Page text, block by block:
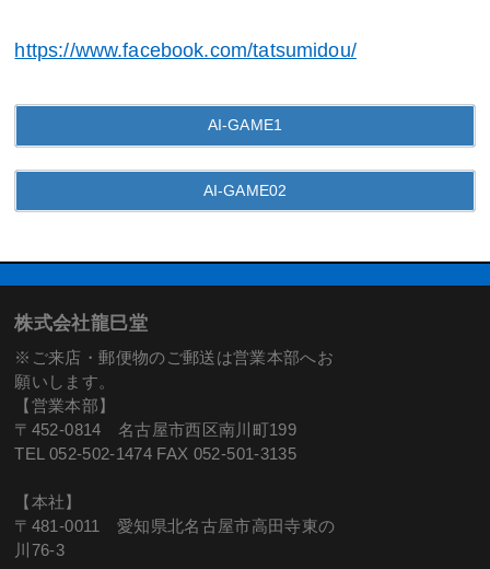
https://www.facebook.com/tatsumidou/
AI-GAME1
AI-GAME02
株式会社龍巳堂
※ご来店・郵便物のご郵送は営業本部へお
願いします。
【営業本部】
〒452-0814 名古屋市西区南川町199
TEL 052-502-1474 FAX 052-501-3135
【本社】
〒481-0011 愛知県北名古屋市高田寺東の
川76-3